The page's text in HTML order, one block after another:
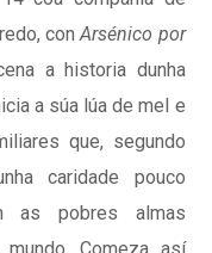
conArsénico por
a historia dunha
a súa lúa de mel e
que, segundo
caridade pouco
as pobres almas